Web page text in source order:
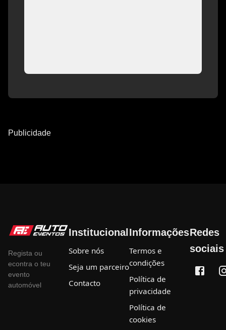
Publicidade
Regista ou
econtra o teu
evento
automóvel
Institucional
Sobre nós
Seja um parceiro
Contacto
Informações
Termos e
condições
Política de
privacidade
Política de
cookies
Redes
sociais